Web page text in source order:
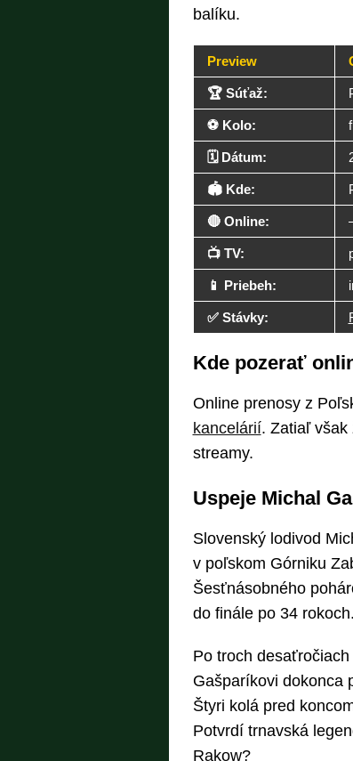
balíku.
Preview
🏆 Súťaž:
⚽ Kolo:
🗓️ Dátum:
🏟️ Kde:
🔴 Online:
📺 TV:
📱 Priebeh:
✅ Stávky:
Kde pozerať
Online prenosy z
kancelárií. Zatiaľ však
streamy.
Uspeje Michal
Slovenský lodivod
v poľskom Górniku
Šesťnásobného
do finále po 34 rokoch.
Po troch
Gašparíkovi dokonca
Štyri kolá pred
Potvrdí trnavská
Rakow?